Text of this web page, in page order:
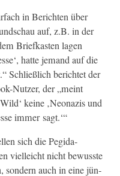
in Bericht­en über
auf, z.B. in der
Briefkas­ten lagen
hat­te jemand auf die
Schließlich berichtet der
Nutzer, der „meint
keine ‚Neon­azis und
immer sagt.‘“
sich die Pegi­da-
vielle­icht nicht bewusste
son­dern auch in eine jün­